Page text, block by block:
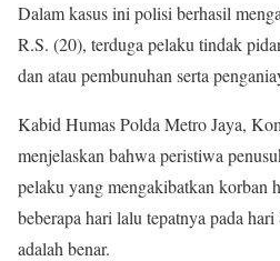
Dalam kasus ini polisi berhasil
R.S. (20), terduga pelaku tindak
dan atau pembunuhan serta
Kabid Humas Polda Metro Jaya,
menjelaskan bahwa peristiwa
pelaku yang mengakibatkan korban
beberapa hari lalu tepatnya pada
adalah benar.